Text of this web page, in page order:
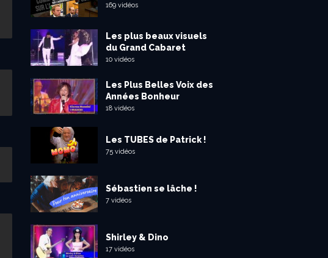
169 vidéos
Les plus beaux visuels
du Grand Cabaret
10 vidéos
Les Plus Belles Voix des
Années Bonheur
18 vidéos
Les TUBES de Patrick !
75 vidéos
Sébastien se lâche !
7 vidéos
Shirley & Dino
17 vidéos